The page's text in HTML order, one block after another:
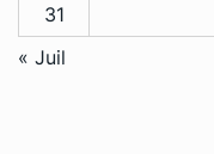
31
« Juil